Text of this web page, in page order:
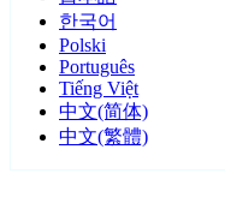
한국어
Polski
Português
Tiếng Việt
中文(简体)
中文(繁體)